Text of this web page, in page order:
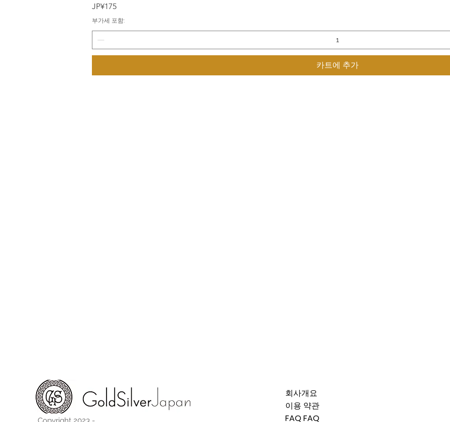
가격
JP¥175
부가세 포함:
카트에 추가
회사개요
이용 약관
FAQ FAQ